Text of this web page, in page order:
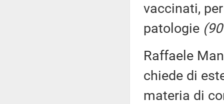
vaccinati,
patologie
Raffaele
chiede di
materia di